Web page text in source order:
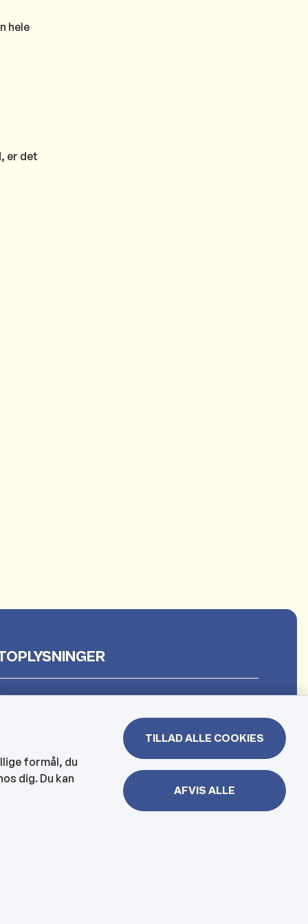
hele
er det
og hjemmesygeplejen
formål, du
dig. Du kan
TILLAD ALLE COOKIES
AFVIS ALLE